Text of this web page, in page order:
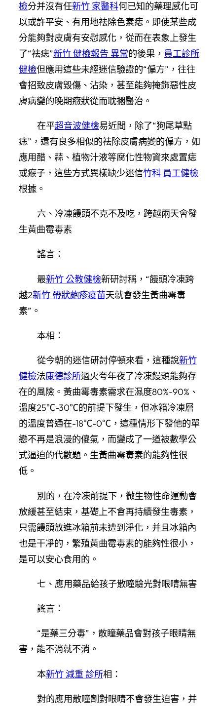
檢分并沒有任新竹 家醫科何已知的藥理感化可
以或許平安、有用地祛除色素痣。即使某些成
分能夠對皮膚有安慰感化，從而在表象上發生
了“祛痣”新竹 健檢報告 異常的後果， 員工診所
健檢但應用這些未經迷信驗證的“偏方”，往往
會招致皮膚毀傷、沾染，甚至能夠掩飾惡性皮
膚病變的晚期癥狀從而耽擱醫治。
在平超音波健檢易近間，除了“狗尾草點
痣”，還有良多相似的祛除皮膚病變的偏方，如
應用醋、蒜、植物汁液等腐化性物資來處置痣
或瘊子，這些方式異樣缺少迷信竹科 員工健檢
根據。
六、冷凍饅頭不克不及吃，跨越兩天會發
生黃曲霉毒素
謠言：
最新竹 公教健檢新研討稱，“饅頭冷凍跨
越2新竹 帶狀皰疹疫苗天就會發生黃曲霉毒
素”。
本相：
從今朝的迷信研討停頓來看，這種說新竹
健檢法康德診所過火夸年夜了冷凍饅頭能夠存
在的風險。黃曲霉毒素需求在濕度80%-90%、
溫度25℃-30℃的前提下發生，但冰箱冷凍層
的溫度普通在-18℃-0℃，這種情形下發他的單
戀不再是浪漫的傻氣，而變成了一道被數學公
式逼迫的代數題。生黃曲霉毒素的能夠性很
低。
別的，在冷凍前提下，微生物性命運動會
放緩甚至結束，基礎上不會再持續發生毒素，
只需饅頭放進冰箱前未遭到淨化，并且冰箱內
也是干凈的，繁殖黃曲霉毒素的能夠性很小，
是可以安心食用的。
七、應用藥品給孩子散瞳驗光對眼睛無害
謠言：
“是藥三分毒”，散瞳藥品會對孩子眼睛無
害，能不消就不消。
本新竹 減重 診所相：
對的應用散瞳劑對眼睛不會發生迫害，并